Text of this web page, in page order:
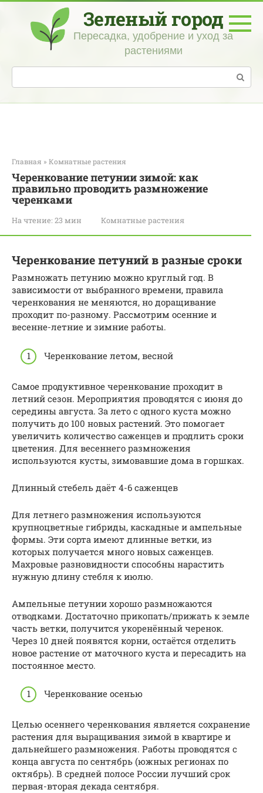
Перейти
контенту
Зеленый город
Пересадка, удобрение и уход за
растениями
Поиск:
Главная » Комнатные растения
Черенкование петунии зимой: как
правильно проводить размножение
черенками
На чтение: 23 мин Комнатные растения
Черенкование петуний в разные сроки
Размножать петунию можно круглый год. В
зависимости от выбранного времени, правила
черенкования не меняются, но доращивание
проходит по-разному. Рассмотрим осенние и
весенне-летние и зимние работы.
Черенкование летом, весной
Самое продуктивное черенкование проходит в
летний сезон. Мероприятия проводятся с июня до
середины августа. За лето с одного куста можно
получить до 100 новых растений. Это помогает
увеличить количество саженцев и продлить сроки
цветения. Для весеннего размножения
используются кусты, зимовавшие дома в горшках.
Длинный стебель даёт 4-6 саженцев
Для летнего размножения используются
крупноцветные гибриды, каскадные и ампельные
формы. Эти сорта имеют длинные ветки, из
которых получается много новых саженцев.
Махровые разновидности способны нарастить
нужную длину стебля к июлю.
Ампельные петунии хорошо размножаются
отводками. Достаточно прикопать/прижать к земле
часть ветки, получится укоренённый черенок.
Через 10 дней появятся корни, остаётся отделить
новое растение от маточного куста и пересадить на
постоянное место.
Черенкование осенью
Целью осеннего черенкования является сохранение
растения для выращивания зимой в квартире и
дальнейшего размножения. Работы проводятся с
конца августа по сентябрь (южных регионах по
октябрь). В средней полосе России лучший срок
первая-вторая декада сентября.